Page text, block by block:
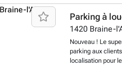
d'optimiser votre
parking sécurisée
réserver
savoir plus ?
Parking à
1420 Braine-
Nouveau ! Le
parking aux
localisation pour
partez l'esprit